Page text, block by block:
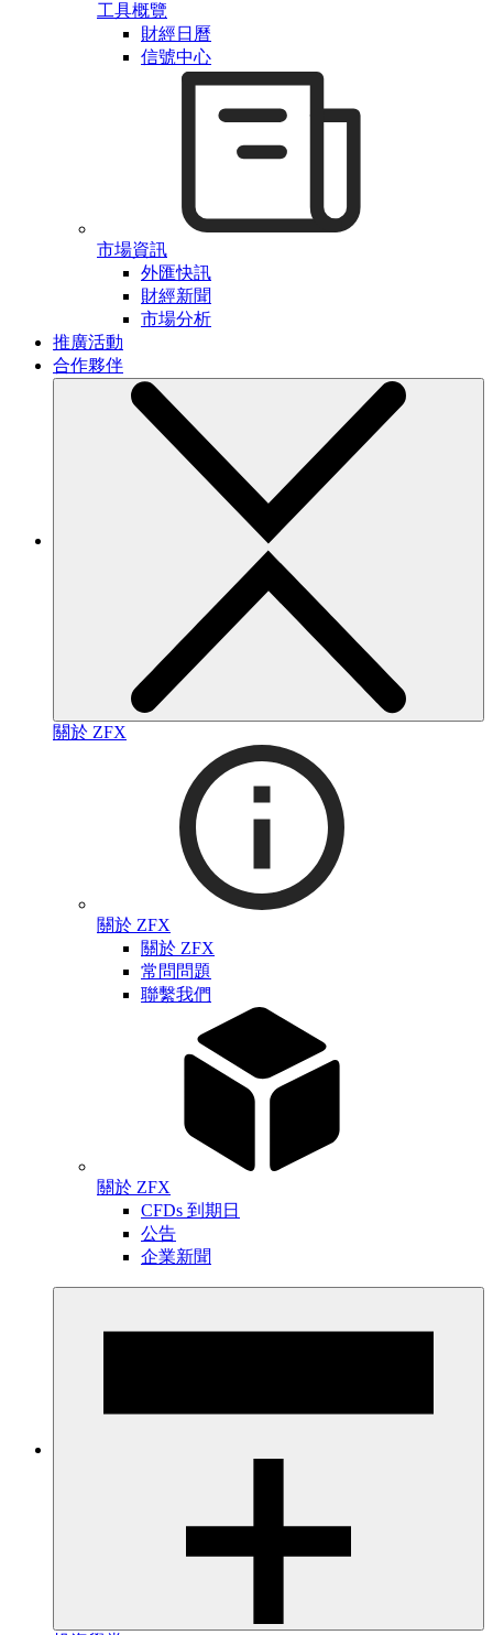
工具概覽
財經日曆
信號中心
市場資訊
外匯快訊
財經新聞
市場分析
推廣活動
合作夥伴
關於 ZFX
關於 ZFX
關於 ZFX
常問問題
聯繫我們
關於 ZFX
CFDs 到期日
公告
企業新聞